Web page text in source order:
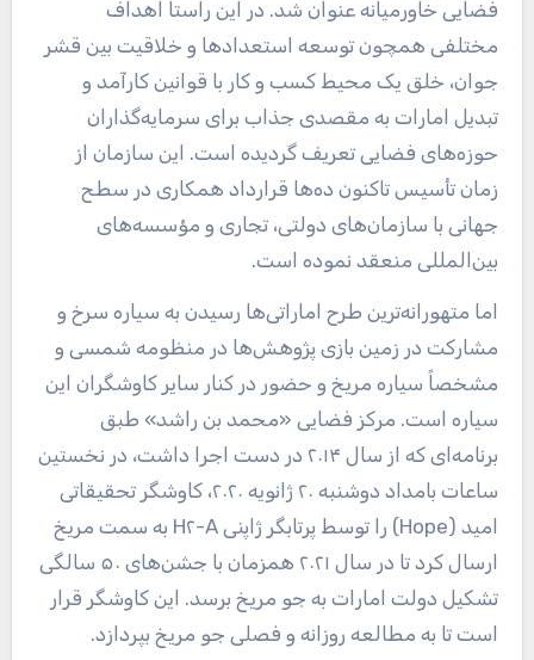
فضایی خاورمیانه عنوان شد. در این راستا اهداف
مختلفی همچون توسعه استعدادها و خلاقیت بین قشر
جوان، خلق یک محیط کسب و کار با قوانین کارآمد و
تبدیل امارات به مقصدی جذاب برای سرمایه‌گذاران
حوزه‌های فضایی تعریف گردیده است. این سازمان از
زمان تأسیس تاکنون ده‌ها قرارداد همکاری در سطح
جهانی با سازمان‌های دولتی، تجاری و مؤسسه‌های
بین‌المللی منعقد نموده است.
اما متهورانه‌ترین طرح اماراتی‌ها رسیدن به سیاره سرخ و
مشارکت در زمین بازی پژوهش‌ها در منظومه شمسی و
مشخصاً سیاره مریخ و حضور در کنار سایر کاوشگران این
سیاره است. مرکز فضایی «محمد بن راشد» طبق
برنامه‌ای که از سال ۲۰۱۴ در دست اجرا داشت، در نخستین
ساعات بامداد دوشنبه ۲۰ ژانویه ۲۰۲۰، کاوشگر تحقیقاتی
امید (Hope) را توسط پرتابگر ژاپنی H۲-A به سمت مریخ
ارسال کرد تا در سال ۲۰۲۱ همزمان با جشن‌های ۵۰ سالگی
تشکیل دولت امارات به جو مریخ برسد. این کاوشگر قرار
است تا به مطالعه روزانه و فصلی جو مریخ بپردازد.